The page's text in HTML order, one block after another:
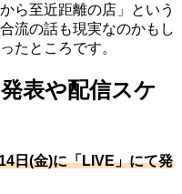
ら至近距離の店」という
流の話も現実なのかもし
たところです。
表や配信スケ
日(金)に「LIVE」にて発